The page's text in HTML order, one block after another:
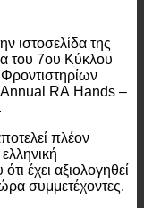
ιστοσελίδα της
του 7ου Κύκλου
Annual RA Hands –
πλέον
έχει αξιολογηθεί
συμμετέχοντες.